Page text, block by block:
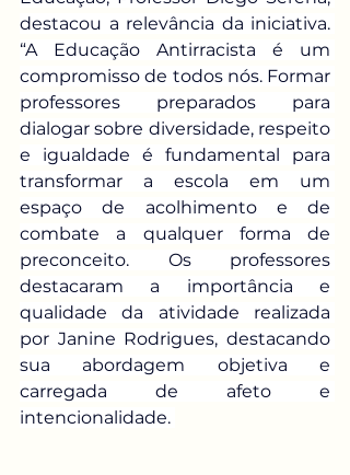
destacou a relevância da iniciativa.
“A Educação Antirracista é um
compromisso de todos nós. Formar
professores preparados para
dialogar sobre diversidade, respeito
e igualdade é fundamental para
transformar a escola em um
espaço de acolhimento e de
combate a qualquer forma de
preconceito. Os professores
destacaram a importância e
qualidade da atividade realizada
por Janine Rodrigues, destacando
sua abordagem objetiva e
carregada de afeto e
intencionalidade.